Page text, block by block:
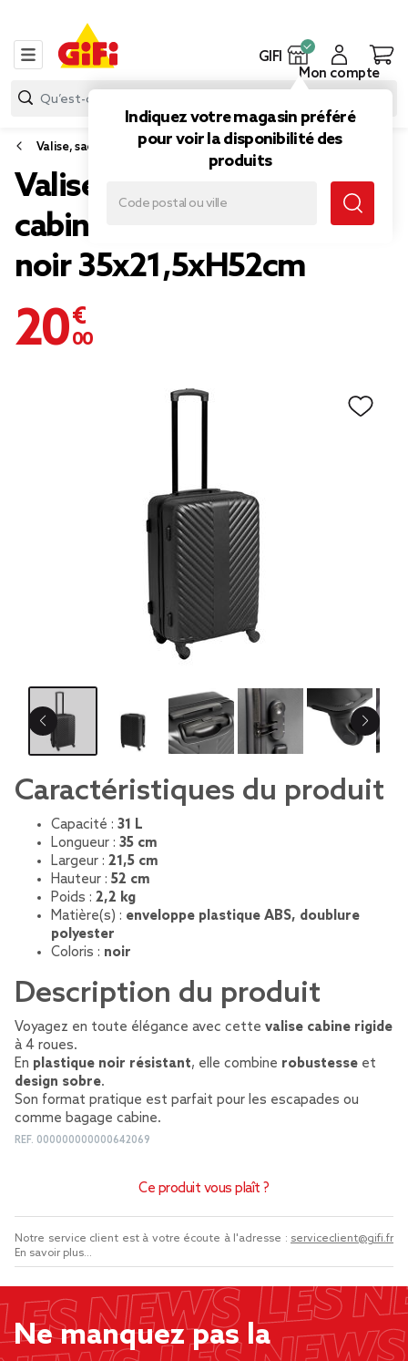
GIFI
Indiquez votre magasin préféré
pour voir la disponibilité des
produits
Mon compte
Valise, sac de voyage
Valise trolley 31L rigide
cabine 4 roues plastique
noir 35x21,5xH52cm
20,00 €
Caractéristiques du produit
Capacité : 31 L
Longueur : 35 cm
Largeur : 21,5 cm
Hauteur : 52 cm
Poids : 2,2 kg
Matière(s) : enveloppe plastique ABS, doublure
polyester
Coloris : noir
Description du produit
Voyagez en toute élégance avec cette valise cabine rigide
à 4 roues.
En plastique noir résistant, elle combine robustesse et
design sobre.
Son format pratique est parfait pour les escapades ou
comme bagage cabine.
REF. 000000000000642069
Ce produit vous plaît ?
Notre service client est à votre écoute à l'adresse : serviceclient@gifi.fr
En savoir plus...
Ne manquez pas la